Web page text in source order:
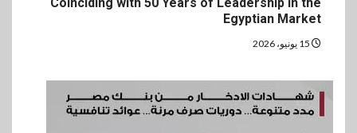
Egyptian Market